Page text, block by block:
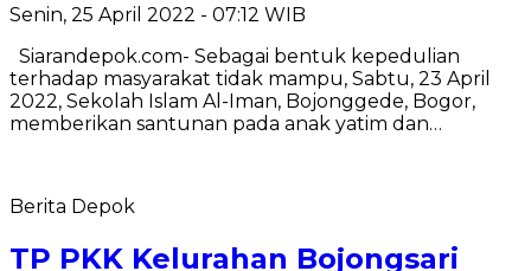
Senin, 25 April 2022 - 07:12 WIB
Siarandepok.com- Sebagai bentuk kepedulian
terhadap masyarakat tidak mampu, Sabtu, 23 April
2022, Sekolah Islam Al-Iman, Bojonggede, Bogor,
memberikan santunan pada anak yatim dan…
Berita Depok
TP PKK Kelurahan Bojongsari